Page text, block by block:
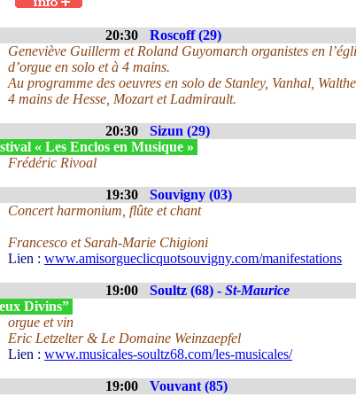
20:30 Roscoff (29)
Geneviève Guillerm et Roland Guyomarch organistes en
d’orgue en solo et à 4 mains.
Au programme des oeuvres en solo de Stanley, Vanhal,
4 mains de Hesse, Mozart et Ladmirault.
20:30 Sizun (29)
« Les Enclos en Musique »
Frédéric Rivoal
19:30 Souvigny (03)
Concert harmonium, flûte et chant
Francesco et Sarah-Marie Chigioni
Lien : www.amisorgueclicquotsouvigny.com/manifestations
19:00 Soultz (68) - St-Maurice
Divins”
orgue et vin
Eric Letzelter & Le Domaine Weinzaepfel
Lien : www.musicales-soultz68.com/les-musicales/
19:00 Vouvant (85)